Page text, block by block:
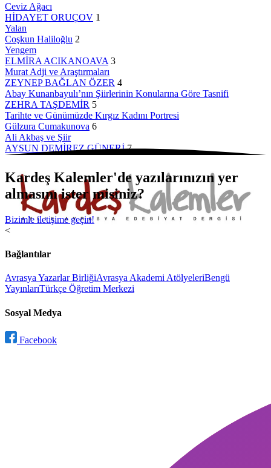
Ceviz Ağacı
HİDAYET ORUÇOV 1
Yalan
Coşkun Haliloğlu 2
Yengem
ELMİRA ACIKANOAVA 3
Murat Adji ve Araştırmaları
ZEYNEP BAĞLAN ÖZER 4
Abay Kunanbayulı’nın Şiirlerinin Konularına Göre Tasnifi
ZEHRA TAŞDEMİR 5
Tarihte ve Günümüzde Kırgız Kadını Portresi
Gülzura Cumakunova 6
Ali Akbaş ve Şiir
AYSUN DEMİREZ GÜNERİ 7
Kardeş Kalemler'de yazılarınızın yer
almasını ister misiniz?
Bizimle iletişime geçin!
<
Bağlantılar
Avrasya Yazarlar BirliğiAvrasya Akademi AtölyeleriBengü
YayınlarıTürkçe Öğretim Merkezi
Sosyal Medya
Facebook